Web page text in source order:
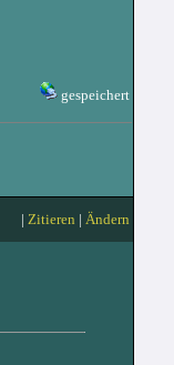
gespeichert
| Zitieren | Ändern